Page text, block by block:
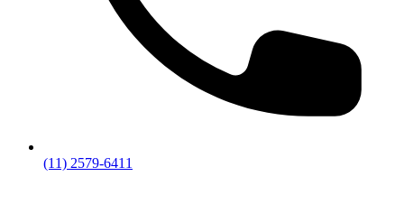
(11) 2579-6411